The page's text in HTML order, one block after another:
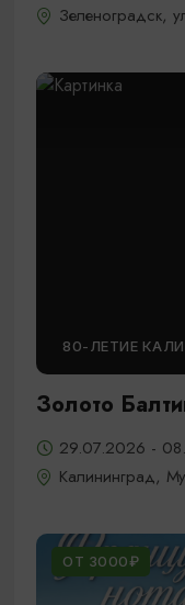
Зеленоградск,
80-ЛЕТИЕ
Золото
29.07.2026 -
Калининград,
ОТ 3000₽